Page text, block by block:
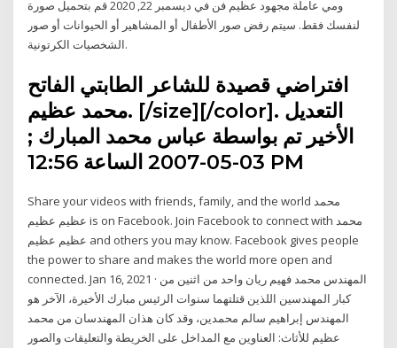
ومي عاملة مجهود عظيم فن في ديسمبر 22, 2020 قم بتحميل صورة
لنفسك فقط. سيتم رفض صور الأطفال أو المشاهير أو الحيوانات أو صور
الشخصيات الكرتونية.
افتراضي قصيدة للشاعر الطابتي الفاتح
محمد عظيم. [/size][/color]. التعديل
الأخير تم بواسطة عباس محمد المبارك ;
03-05-2007 الساعة 12:56 PM
Share your videos with friends, family, and the world ‎محمد
عظيم عظيم‎ is on Facebook. Join Facebook to connect with ‎محمد
عظيم عظيم‎ and others you may know. Facebook gives people
the power to share and makes the world more open and
connected. Jan 16, 2021 · المهندس محمد فهيم ريان واحد من اثنين من
كبار المهندسين اللذين قتلتهما سنوات الرئيس مبارك الأخيرة، الآخر هو
المهندس إبراهيم سالم محمدين، وقد كان هذان المهندسان من محمد
عظيم للأثاث: العناوين مع المداخل على الخريطة والتعليقات والصور